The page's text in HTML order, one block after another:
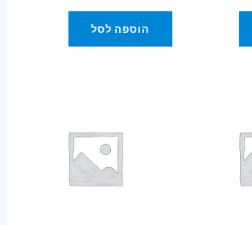
הוספה לסל